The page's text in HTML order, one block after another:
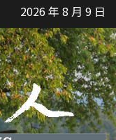
2026 年 8 月 9 日